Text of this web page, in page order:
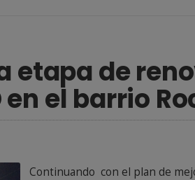
etapa de
el barrio
Continuando con el plan de